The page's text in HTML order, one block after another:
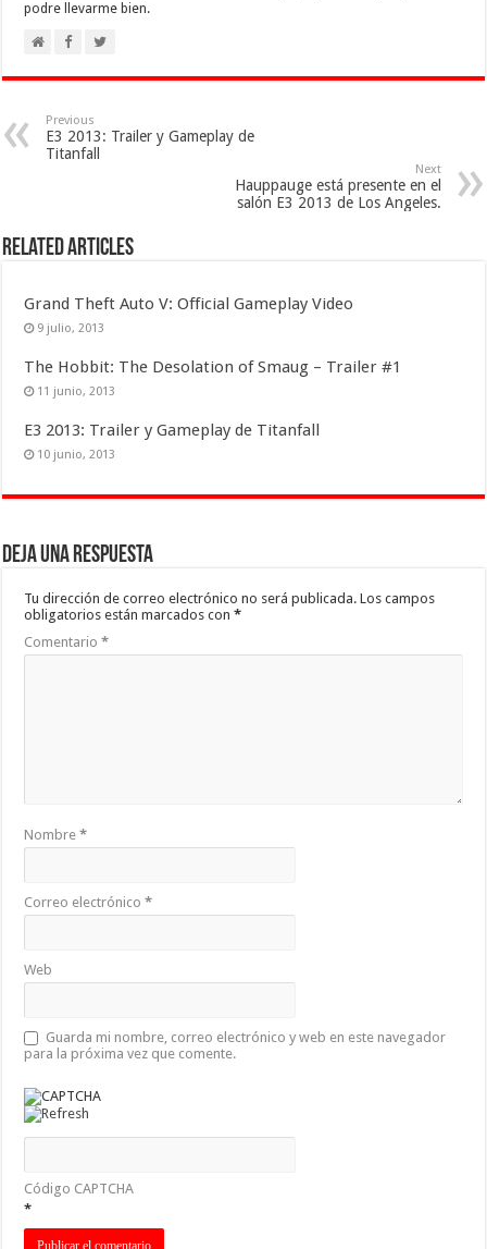
podre llevarme bien.
Previous
E3 2013: Trailer y Gameplay de
Titanfall
Next
Hauppauge está presente en el
salón E3 2013 de Los Angeles.
Related Articles
Grand Theft Auto V: Official Gameplay Video
9 julio, 2013
The Hobbit: The Desolation of Smaug – Trailer #1
11 junio, 2013
E3 2013: Trailer y Gameplay de Titanfall
10 junio, 2013
Deja una respuesta
Tu dirección de correo electrónico no será publicada. Los campos
obligatorios están marcados con*
Comentario*
Nombre*
Correo electrónico*
Web
Guarda mi nombre, correo electrónico y web en este navegador
para la próxima vez que comente.
Código CAPTCHA
*